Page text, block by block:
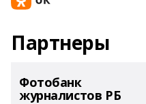
Партнеры
Фотобанк
журналистов РБ